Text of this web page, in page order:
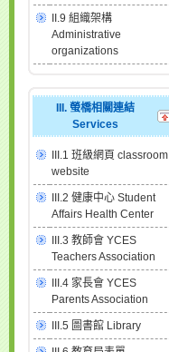
II.9 組織架構
Administrative
organizations
III. 螢橋相關連結
Services
III.1 班級網頁 classroom
website
III.2 健康中心 Student
Affairs Health Center
III.3 教師會 YCES
Teachers Association
III.4 家長會 YCES
Parents Association
III.5 圖書館 Library